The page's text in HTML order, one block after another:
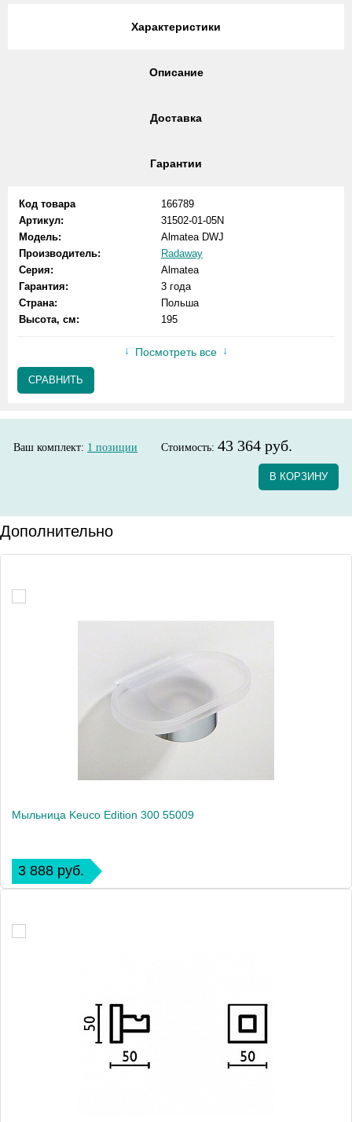
Характеристики
Описание
Доставка
Гарантии
Код товара
166789
Артикул:
31502-01-05N
Модель:
Almatea DWJ
Производитель:
Radaway
Серия:
Almatea
Гарантия:
3 года
Страна:
Польша
Высота, см:
195
Посмотреть все
СРАВНИТЬ
Ваш комплект: 1 позиции Стоимость: 43 364 руб.
В КОРЗИНУ
Дополнительно
Мыльница Keuco Edition 300 55009
3 888 руб.